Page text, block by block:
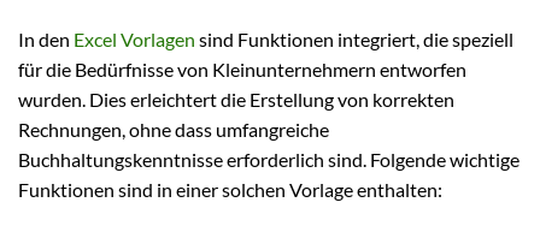
In den Excel Vorlagen sind Funktionen integriert, die speziell
für die Bedürfnisse von Kleinunternehmern entworfen
wurden. Dies erleichtert die Erstellung von korrekten
Rechnungen, ohne dass umfangreiche
Buchhaltungskenntnisse erforderlich sind. Folgende wichtige
Funktionen sind in einer solchen Vorlage enthalten: